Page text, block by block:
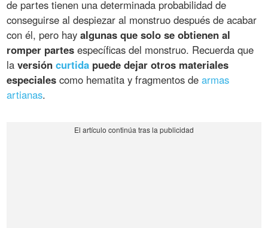
de partes tienen una determinada probabilidad de
conseguirse al despiezar al monstruo después de acabar
con él, pero hayalgunas que solo se obtienen al
romper partes específicas del monstruo. Recuerda que
laversióncurtida puede dejar otros materiales
especiales como hematita y fragmentos dearmas
artianas.